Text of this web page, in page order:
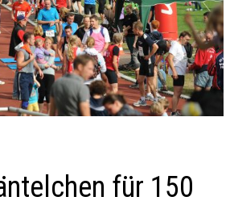
für 150